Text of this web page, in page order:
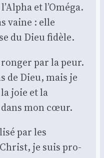
et l’Oméga.
vaine : elle
du Dieu fidèle.
par la peur.
de Dieu, mais je
joie et la
mon cœur.
par les
je suis pro­